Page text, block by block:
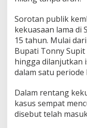
Sorotan publik
kekuasaan lama di
15 tahun. Mulai
Bupati Tonny Supit
hingga dilanjutkan
dalam satu periode
Dalam rentang
kasus sempat
disebut telah